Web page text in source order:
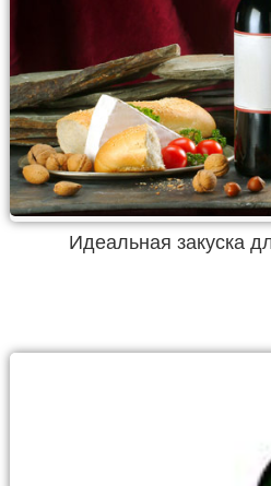
Идеальная закуска